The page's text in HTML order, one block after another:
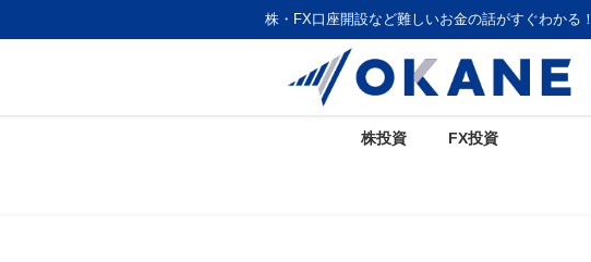
株・FX口座開設など難しいお金の話がすぐわかる！
株投資 FX投資